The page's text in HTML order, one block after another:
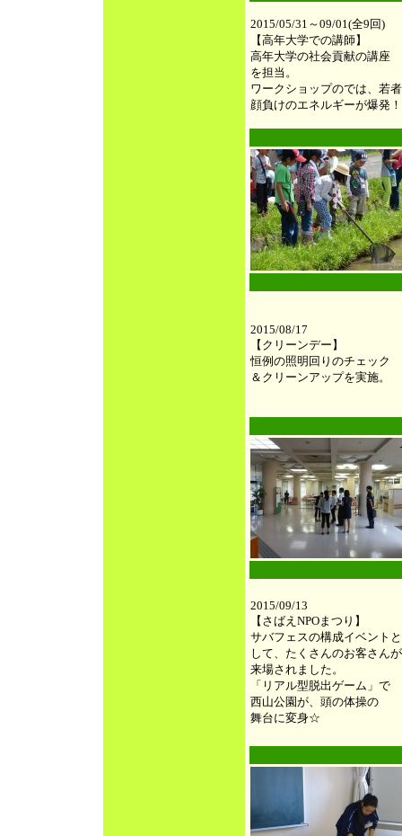
2015/05/31～09/01(全9回)
【高年大学での講師】
高年大学の社会貢献の講座
を担当。
ワークショップのでは、若者
顔負けのエネルギーが爆発！
2015/08/17
【クリーンデー】
恒例の照明回りのチェック
＆クリーンアップを実施。
2015/09/13
【さばえNPOまつり】
サバフェスの構成イベントと
して、たくさんのお客さんが
来場されました。
「リアル型脱出ゲーム」で
西山公園が、頭の体操の
舞台に変身☆